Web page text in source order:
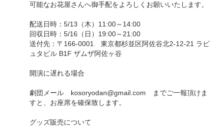
可能なお花屋さんへ御手配をよろしくお願いいたします。
配送日時：5/13（木）11:00～14:00
回収日時：5/16（日）19:00～21:00
送付先：〒166-0001 東京都杉並区阿佐谷北2-12-21 ラピ
ュタビル B1F ザムザ阿佐ヶ谷
開演に遅れる場合
劇団メール kosoryodan@gmail.com までご一報頂けま
すと、お座席を確保致します。
グッズ販売について